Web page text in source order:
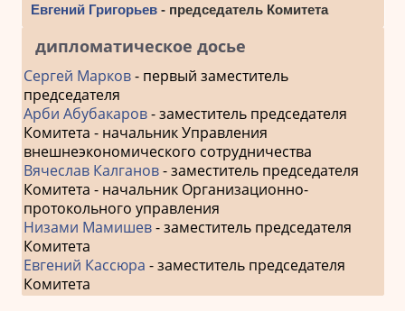
Евгений Григорьев- председатель Комитета
дипломатическое досье
Сергей Марков- первый заместитель
председателя
Арби Абубакаров- заместитель председателя
Комитета - начальник Управления
внешнеэкономического сотрудничества
Вячеслав Калганов- заместитель председателя
Комитета - начальник Организационно-
протокольного управления
Низами Мамишев- заместитель председателя
Комитета
Евгений Кассюра - заместитель председателя
Комитета